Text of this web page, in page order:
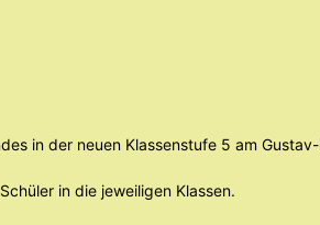
in der neuen Klassenstufe 5 am
in die jeweiligen Klassen.